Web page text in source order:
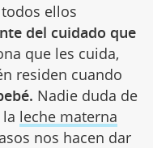
ellos
del cuidado que
que les cuida,
residen cuando
Nadie duda de
leche materna
nos hacen dar